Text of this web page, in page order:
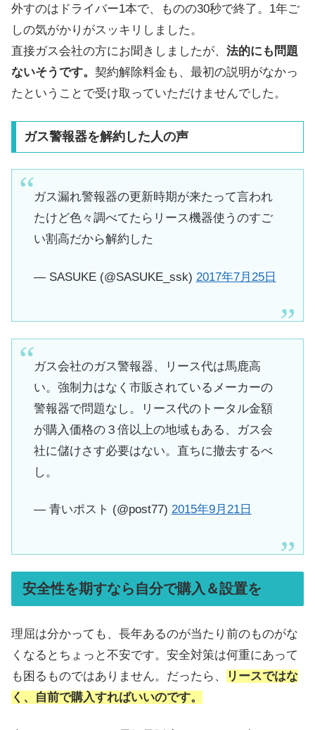
外すのはドライバー1本で、ものの30秒で終了。1年ご
しの気がかりがスッキリしました。
直接ガス会社の方にお聞きしましたが、 法的にも問題
ないそうです。 契約解除料金も、最初の説明がなかっ
たということで受け取っていただけませんでした。
ガス警報器を解約した人の声
ガス漏れ警報器の更新時期が来たって言われ
たけど色々調べてたらリース機器使うのすご
い割高だから解約した
— SASUKE (@SASUKE_ssk) 2017年7月25日
ガス会社のガス警報器、リース代は馬鹿高
い。強制力はなく市販されているメーカーの
警報器で問題なし。リース代のトータル金額
が購入価格の３倍以上の地域もある、ガス会
社に儲けさす必要はない。直ちに撤去するべ
し。
— 青いポスト (@post77) 2015年9月21日
安全性を期すなら自分で購入＆設置を
理屈は分かっても、長年あるのが当たり前のものがな
くなるとちょっと不安です。安全対策は何重にあって
も困るものではありません。だったら、
リースではな
く、自前で購入すればいいのです。